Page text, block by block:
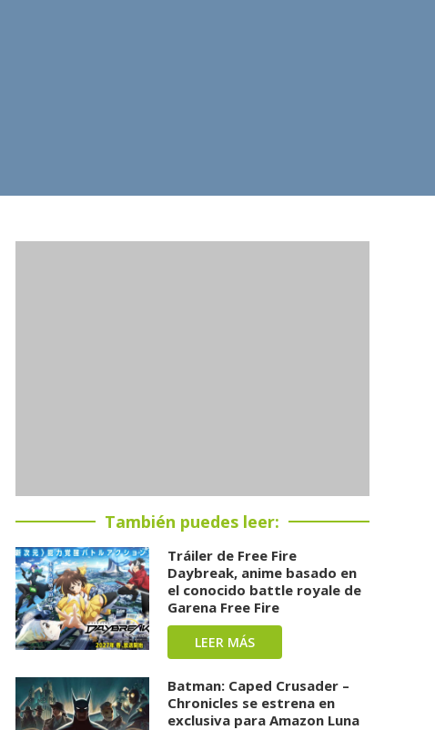
También puedes leer:
Tráiler de Free Fire
Daybreak, anime basado en
el conocido battle royale de
Garena Free Fire
LEER MÁS
Batman: Caped Crusader –
Chronicles se estrena en
exclusiva para Amazon Luna